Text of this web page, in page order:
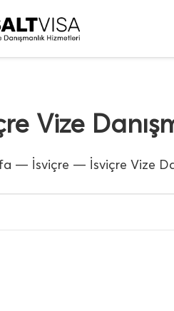
Vize
— İsviçre — İsviçre Vize